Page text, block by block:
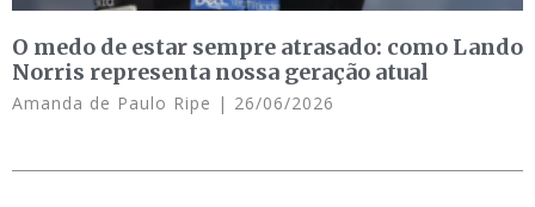
O medo de estar sempre atrasado: como Lando
Norris representa nossa geração atual
Amanda de Paulo Ripe 26/06/2026